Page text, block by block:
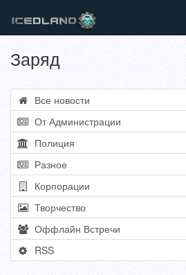
Заряд
Все новости
От Администрации
Полиция
Разное
Корпорации
Творчество
Оффлайн Встречи
RSS